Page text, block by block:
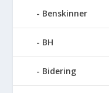
Benskinner
BH
Bidering